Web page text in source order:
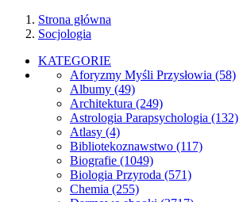
Strona główna
Socjologia
KATEGORIE
Aforyzmy Myśli Przysłowia (58)
Albumy (49)
Architektura (249)
Astrologia Parapsychologia (132)
Atlasy (4)
Bibliotekoznawstwo (117)
Biografie (1049)
Biologia Przyroda (571)
Chemia (255)